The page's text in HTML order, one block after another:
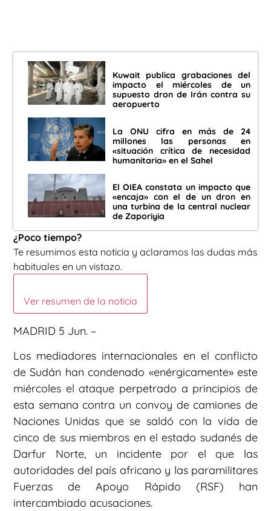
Kuwait publica grabaciones del
impacto el miércoles de un
supuesto dron de Irán contra su
aeropuerto
La ONU cifra en más de 24
millones las personas en
«situación crítica de necesidad
humanitaria» en el Sahel
El OIEA constata un impacto que
«encaja» con el de un dron en
una turbina de la central nuclear
de Zaporiyia
¿Poco tiempo?
Te resumimos esta noticia y aclaramos las dudas más
habituales en un vistazo.
Ver resumen de la noticia
MADRID 5 Jun. –
Los mediadores internacionales en el conflicto
de Sudán han condenado «enérgicamente» este
miércoles el ataque perpetrado a principios de
esta semana contra un convoy de camiones de
Naciones Unidas que se saldó con la vida de
cinco de sus miembros en el estado sudanés de
Darfur Norte, un incidente por el que las
autoridades del país africano y las paramilitares
Fuerzas de Apoyo Rápido (RSF) han
intercambiado acusaciones.